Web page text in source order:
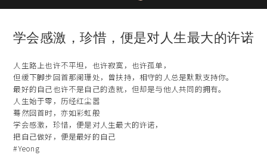
学会感激，珍惜，便是对人生最大的许诺
人生路上也许不平坦，也许寂寞，也许孤单，
但缓下脚步回首那阑珊处，曾扶持，相守的人总是默默支持你。
最好的自己也许不是自己的造就，但却是与他人共同的拥有。
人生始于零，历经红尘嚣
蓦然回首时，亦如彩虹般
学会感激，珍惜，便是对人生最大的许诺，
把自己做好，便是最好的自己
#Yeong